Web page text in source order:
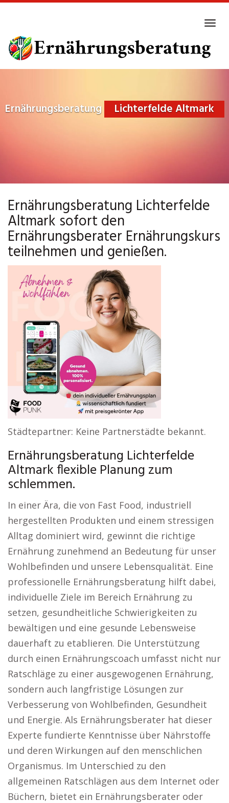
main
content
Ernährungsberatung Lichterfelde Altmark
Ernährungsberatung Lichterfelde
Altmark sofort den
Ernährungsberater Ernährungskurs
teilnehmen und genießen.
Städtepartner: Keine Partnerstädte bekannt.
Ernährungsberatung Lichterfelde
Altmark flexible Planung zum
schlemmen.
In einer Ära, die von Fast Food, industriell
hergestellten Produkten und einem stressigen
Alltag dominiert wird, gewinnt die richtige
Ernährung zunehmend an Bedeutung für unser
Wohlbefinden und unsere Lebensqualität. Eine
professionelle Ernährungsberatung hilft dabei,
individuelle Ziele im Bereich Ernährung zu
setzen, gesundheitliche Schwierigkeiten zu
bewältigen und eine gesunde Lebensweise
dauerhaft zu etablieren. Die Unterstützung
durch einen Ernährungscoach umfasst nicht nur
Ratschläge zu einer ausgewogenen Ernährung,
sondern auch langfristige Lösungen zur
Verbesserung von Wohlbefinden, Gesundheit
und Energie. Als Ernährungsberater hat dieser
Experte fundierte Kenntnisse über Nährstoffe
und deren Wirkungen auf den menschlichen
Organismus. Im Unterschied zu den
allgemeinen Ratschlägen aus dem Internet oder
Büchern, bietet ein Ernährungsberater oder